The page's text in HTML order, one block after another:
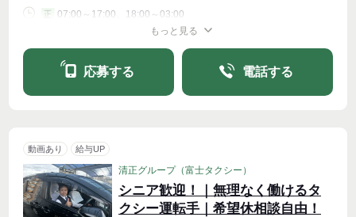
正 07:00～17:00、18:00～03:00
もっと見る
応募する 電話する
動画あり 給与UP
清正グループ（富士タクシー）
シニア歓迎！｜無理なく働けるタ
クシー運転手｜希望休相談自由！